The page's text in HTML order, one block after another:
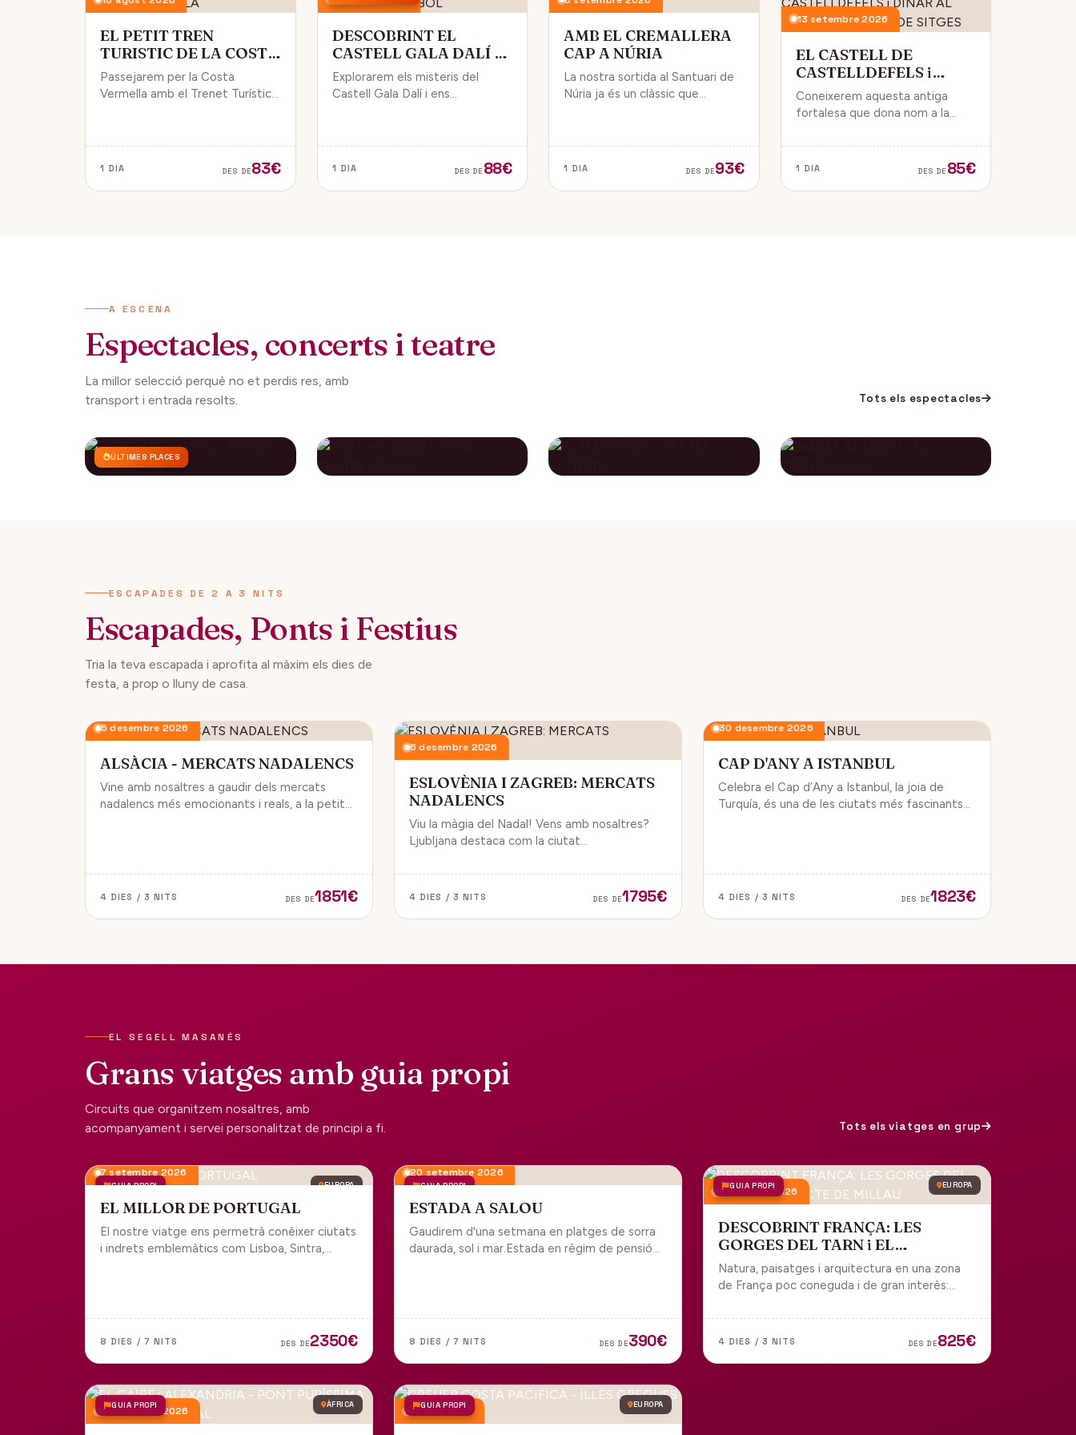
EL PETIT TREN
TURISTIC DE LA COSTA
VERMELLA
Passejarem per la Costa
Vermella amb el Trenet Turístic,
vistes de la Mar Mediterrània.
1 DIA DES DE83€
DESCOBRINT EL
CASTELL GALA DALÍ A
PÚBOL
Explorarem els misteris del
Castell Gala Dalí i ens
de Dalí.
1 DIA DES DE 88€
AMB EL CREMALLERA
CAP A NÚRIA
La nostra sortida al Santuari de
Núria ja és un clàssic que
veurem des del Cremallera.
1 DIA DES DE93€
13 setembre 2026
EL CASTELL DE
CASTELLDEFELS i
DINAR AL PASSEIG
MARITIM DE SITGES
Coneixerem aquesta antiga
fortalesa que dona nom a la
un punt estratègic amb vistes al
mar Mediterrani.
1 DIA DES DE 85€
A ESCENA
Espectacles, concerts i teatre
La millor selecció perquè no et perdis res, amb
transport i entrada resolts.
Tots els espectacles
ÚLTIMES PLACES
ESCAPADES DE 2 A 3 NITS
Escapades, Ponts i Festius
Tria la teva escapada i aprofita al màxim els dies de
festa, a prop o lluny de casa.
5 desembre 2026
ALSÀCIA - MERCATS NADALENCS
Vine amb nosaltres a gaudir dels mercats
nadalencs més emocionants i reals, a la petita
4 DIES / 3 NITS DES DE1851€
6 desembre 2026
ESLOVÈNIA I ZAGREB: MERCATS
NADALENCS
Viu la màgia del Nadal! Vens amb nosaltres?
Ljubljana destaca com la ciutat
reconeguda com una de les millors
destinacions nadalenques d’Europa.
4 DIES / 3 NITS DES DE1795€
30 desembre 2026
CAP D'ANY A ISTANBUL
Celebra el Cap d’Any a Istanbul, la joia de
Turquía, és una de les ciutats més fascinants
4 DIES / 3 NITS DES DE1823€
EL SEGELL MASANÉS
Grans viatges amb guia propi
Circuits que organitzem nosaltres, amb
acompanyament i servei personalitzat de principi a fi.
Tots els viatges en grup
GUIA PROPI EUROPA
7 setembre 2026
EL MILLOR DE PORTUGAL
El nostre viatge ens permetrà conèixer ciutats
i indrets emblemàtics com Lisboa, Sintra,
8 DIES / 7 NITS DES DE2350€
GUIA PROPI
20 setembre 2026
ESTADA A SALOU
Gaudirem d'una setmana en platges de sorra
daurada, sol i mar.Estada en règim de pensió
8 DIES / 7 NITS DES DE390€
GUIA PROPI EUROPA
9 octubre 2026
DESCOBRINT FRANÇA: LES
GORGES DEL TARN i EL
VIADUCTE DE MILLAU
Natura, paisatges i arquitectura en una zona
de França poc coneguda i de gran interès:
l'impressionant Viaducte de Millau.
4 DIES / 3 NITS DES DE825€
GUIA PROPI ÀFRICA
4 desembre 2026 GUIA PROPI EUROPA
18 juny 2027